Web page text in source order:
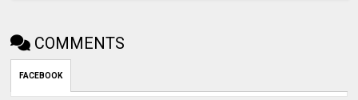
COMMENTS
FACEBOOK